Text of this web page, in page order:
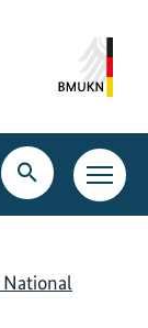
Suche
öffnen